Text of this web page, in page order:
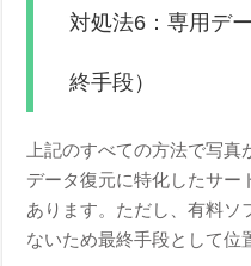
対処法6：専用デ
終手段）
上記のすべての方法で写真
データ復元に特化したサー
あります。ただし、有料ソ
ないため最終手段として位